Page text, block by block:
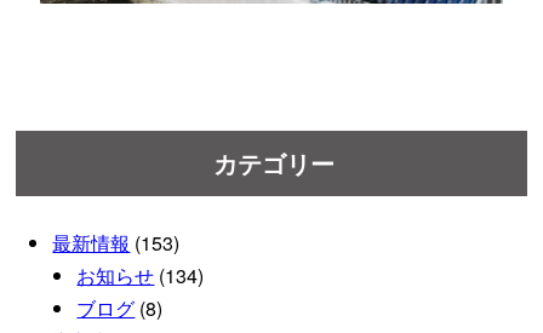
カテゴリー
最新情報 (153)
お知らせ (134)
ブログ (8)